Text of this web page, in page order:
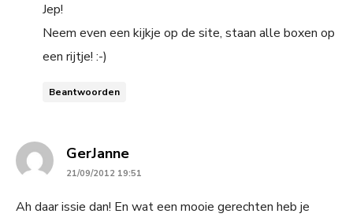
Jep!
Neem even een kijkje op de site, staan alle boxen op
een rijtje! :-)
Beantwoorden
GerJannesays:
21/09/2012 19:51
Ah daar issie dan! En wat een mooie gerechten heb je